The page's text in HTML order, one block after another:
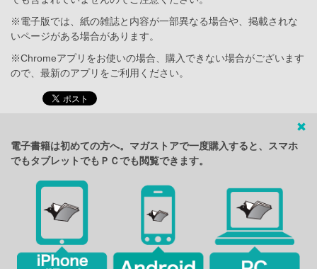
※電子版では、紙の雑誌と内容が一部異なる場合や、掲載されな
いページがある場合があります。
※Chromeアプリをお使いの場合、購入できない場合がございます
ので、最新のアプリをご利用ください。
電子書籍は初めての方へ。マガストアで一度購入すると、スマホ
でもタブレットでもＰＣでも閲覧できます。